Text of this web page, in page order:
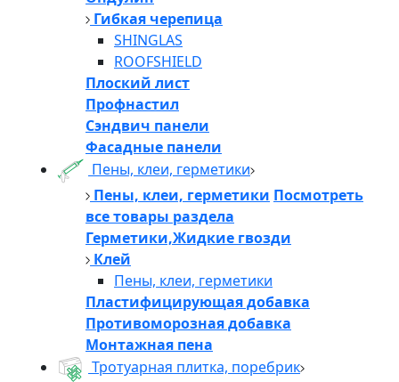
Гибкая черепица
SHINGLAS
ROOFSHIELD
Плоский лист
Профнастил
Сэндвич панели
Фасадные панели
Пены, клеи, герметики
Пены, клеи, герметики Посмотреть
все товары раздела
Герметики,Жидкие гвозди
Клей
Пены, клеи, герметики
Пластифицирующая добавка
Противоморозная добавка
Монтажная пена
Тротуарная плитка, поребрик